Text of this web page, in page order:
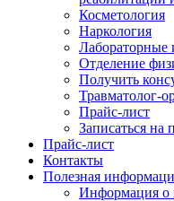
Косметология
Наркология
Лабораторные
Отделение
Получить
Травматолог-
Прайс-лист
Записаться на
Прайс-лист
Контакты
Полезная
Информация о